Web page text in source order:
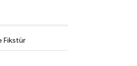
Fikstür